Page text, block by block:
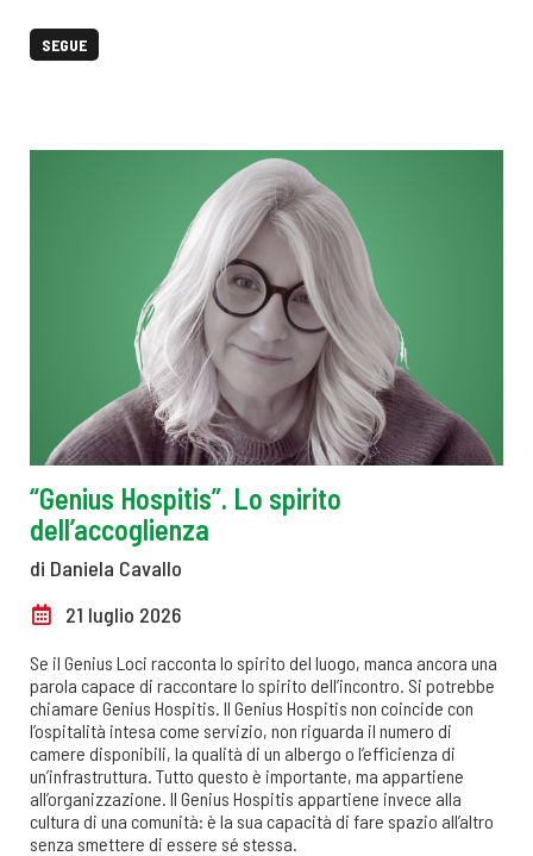
SEGUE
“Genius Hospitis”. Lo spirito
dell’accoglienza
di Daniela Cavallo
21 luglio 2026
Se il Genius Loci racconta lo spirito del luogo, manca ancora una
parola capace di raccontare lo spirito dell’incontro. Si potrebbe
chiamare Genius Hospitis. Il Genius Hospitis non coincide con
l’ospitalità intesa come servizio, non riguarda il numero di
camere disponibili, la qualità di un albergo o l’efficienza di
un’infrastruttura. Tutto questo è importante, ma appartiene
all’organizzazione. Il Genius Hospitis appartiene invece alla
cultura di una comunità: è la sua capacità di fare spazio all’altro
senza smettere di essere sé stessa.